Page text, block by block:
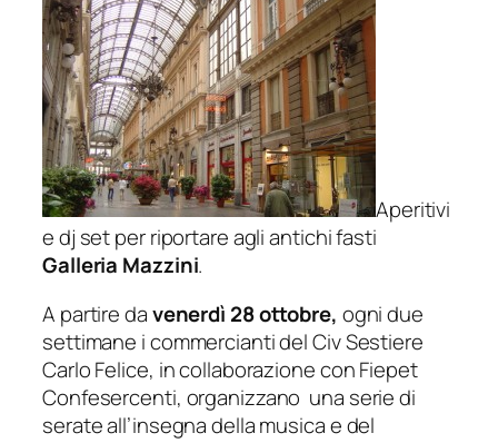
Aperitivi
e dj set per riportare agli antichi fasti
Galleria Mazzini.
A partire davenerdì 28 ottobre, ogni due
settimane i commercianti del Civ Sestiere
Carlo Felice, in collaborazione con Fiepet
Confesercenti, organizzano una serie di
serate all’insegna della musica e del